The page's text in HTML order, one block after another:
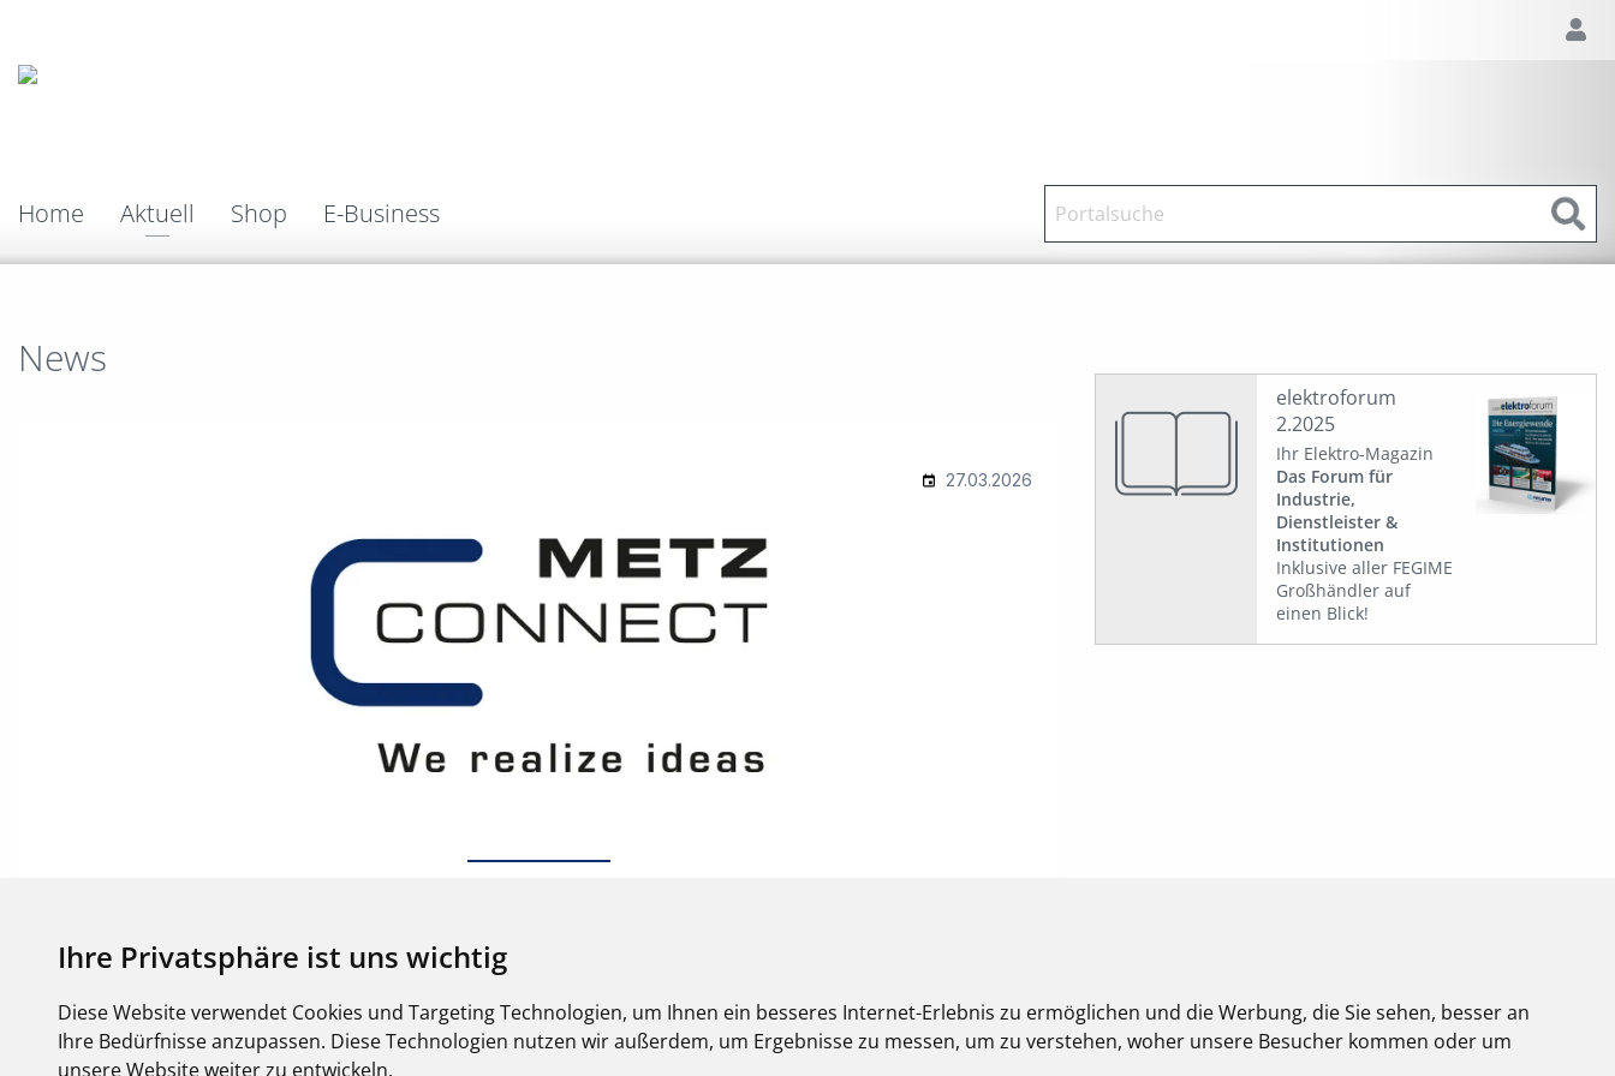
Ihre Privatsphäre ist uns wichtig
Diese Website verwendet Cookies und Targeting Technologien, um Ihnen ein besseres Internet-Erlebnis zu ermöglichen und die Werbung, die Sie sehen, besser an
Ihre Bedürfnisse anzupassen. Diese Technologien nutzen wir außerdem, um Ergebnisse zu messen, um zu verstehen, woher unsere Besucher kommen oder um
unsere Website weiter zu entwickeln.
Home Aktuell Shop E-Business
News
elektroforum
2.2025
Ihr Elektro-Magazin
Das Forum für
Industrie,
Dienstleister &
Institutionen
Inklusive aller FEGIME
Großhändler auf
einen Blick!